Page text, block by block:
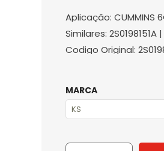
Aplicação: CUMMINS
Similares: 2S0198151A
Codigo Original:
MARCA